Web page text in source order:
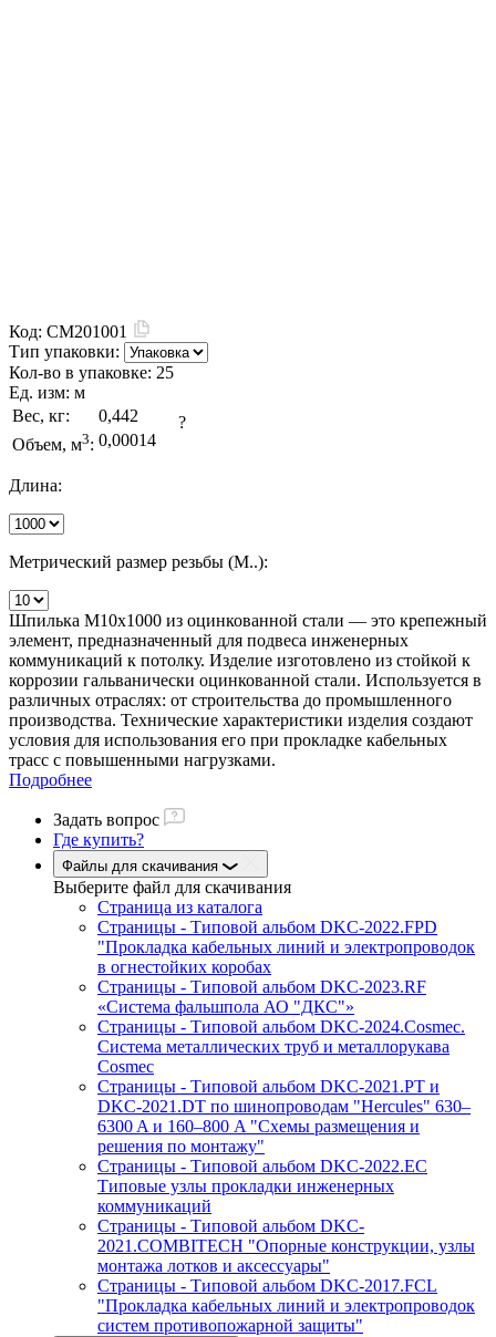
Код: CM201001
Тип упаковки:
Кол-во в упаковке: 25
Ед. изм: м
Вес, кг:
0,442
Объем, м3: 0,00014
?
Длина:
Метрический размер резьбы (М..):
Шпилька М10х1000 из оцинкованной стали — это крепежный
элемент, предназначенный для подвеса инженерных
коммуникаций к потолку. Изделие изготовлено из стойкой к
коррозии гальванически оцинкованной стали. Используется в
различных отраслях: от строительства до промышленного
производства. Технические характеристики изделия создают
условия для использования его при прокладке кабельных
трасс с повышенными нагрузками.
Подробнее
Задать вопрос
Где купить?
Файлы для скачивания
Выберите файл для скачивания
Страница из каталога
Страницы - Типовой альбом DKC-2022.FPD
"Прокладка кабельных линий и электропроводок
в огнестойких коробах
Страницы - Типовой альбом DKC-2023.RF
«Система фальшпола АО "ДКС"»
Страницы - Типовой альбом DKC-2024.Cosmec.
Система металлических труб и металлорукава
Cosmec
Страницы - Типовой альбом DKC-2021.PT и
DKC-2021.DT по шинопроводам "Hercules" 630–
6300 A и 160–800 A "Схемы размещения и
решения по монтажу"
Страницы - Типовой альбом DKC-2022.EC
Типовые узлы прокладки инженерных
коммуникаций
Страницы - Типовой альбом DKC-
2021.COMBITECH "Опорные конструкции, узлы
монтажа лотков и аксессуары"
Страницы - Типовой альбом DKC-2017.FCL
"Прокладка кабельных линий и электропроводок
систем противопожарной защиты"